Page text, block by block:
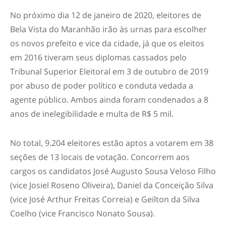
No próximo dia 12 de janeiro de 2020, eleitores de
Bela Vista do Maranhão irão às urnas para escolher
os novos prefeito e vice da cidade, já que os eleitos
em 2016 tiveram seus diplomas cassados pelo
Tribunal Superior Eleitoral em 3 de outubro de 2019
por abuso de poder político e conduta vedada a
agente público. Ambos ainda foram condenados a 8
anos de inelegibilidade e multa de R$ 5 mil.
No total, 9.204 eleitores estão aptos a votarem em 38
seções de 13 locais de votação. Concorrem aos
cargos os candidatos José Augusto Sousa Veloso Filho
(vice Josiel Roseno Oliveira), Daniel da Conceição Silva
(vice José Arthur Freitas Correia) e Geilton da Silva
Coelho (vice Francisco Nonato Sousa).